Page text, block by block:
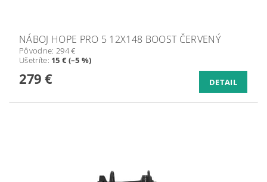
NÁBOJ HOPE PRO 5 12X148 BOOST ČERVENÝ
Pôvodne: 294 €
Ušetríte: 15 € (–5 %)
279 € DETAIL